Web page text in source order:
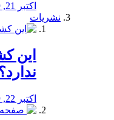
اکتبر 21, 2019
نشریات
این
اکتبر 22, 2019